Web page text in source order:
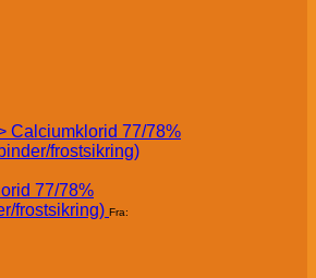
77/78%
frostsikring) Fra: